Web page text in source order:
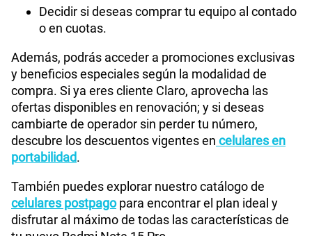
Decidir si deseas comprar tu equipo al contado
o en cuotas.
Además, podrás acceder a promociones exclusivas
y beneficios especiales según la modalidad de
compra. Si ya eres cliente Claro, aprovecha las
ofertas disponibles en renovación; y si deseas
cambiarte de operador sin perder tu número,
descubre los descuentos vigentes en celulares en
portabilidad.
También puedes explorar nuestro catálogo de
celulares postpagopara encontrar el plan ideal y
disfrutar al máximo de todas las características de